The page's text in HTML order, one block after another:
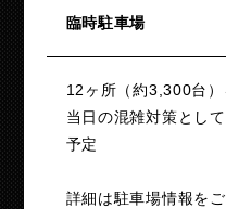
臨時駐車場
12ヶ所（約3,300台）
当日の混雑対策とし
予定
詳細は駐車場情報をご